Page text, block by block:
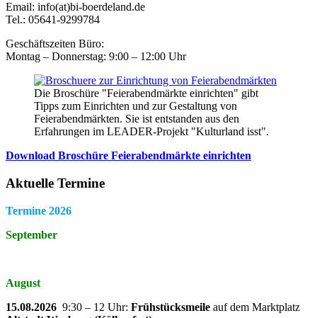
Email: info(at)bi-boerdeland.de
Tel.: 05641-9299784
Geschäftszeiten Büro:
Montag – Donnerstag: 9:00 – 12:00 Uhr
Die Broschüre "Feierabendmärkte einrichten" gibt
Tipps zum Einrichten und zur Gestaltung von
Feierabendmärkten. Sie ist entstanden aus den
Erfahrungen im LEADER-Projekt "Kulturland isst".
Download Broschüre Feierabendmärkte einrichten
Aktuelle Termine
Termine 2026
September
August
15.08.2026 9:30 – 12 Uhr: Frühstücksmeile auf dem Marktplatz